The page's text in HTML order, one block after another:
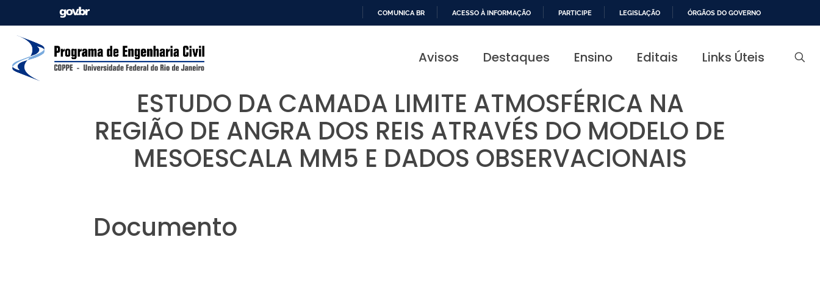
PARA
COMUNICA BR ACESSO À INFORMAÇÃO PARTICIPE LEGISLAÇÃO ÓRGÃOS DO GOVERNO
Avisos Destaques Ensino Editais Links Úteis
ESTUDO DA CAMADA LIMITE ATMOSFÉRICA NA
REGIÃO DE ANGRA DOS REIS ATRAVÉS DO MODELO DE
MESOESCALA MM5 E DADOS OBSERVACIONAIS
Documento